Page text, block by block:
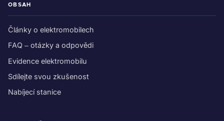
OBSAH
Články o elektromobilech
FAQ – otázky a odpovědi
Evidence elektromobilu
Sdílejte svou zkušenost
Nabíjecí stanice